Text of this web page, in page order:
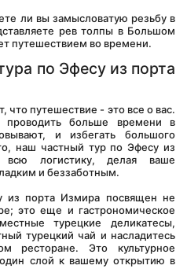
рев толпы в Большом
путешествием во времени.
по Эфесу из порта
больше времени в
и избегать большого
наш частный тур по Эфесу из
логистику, делая ваше
и беззаботным.
это еще и гастрономическое
турецкие деликатесы,
турецкий чай и насладитесь
ресторане. Это культурное
слой к вашему открытию в